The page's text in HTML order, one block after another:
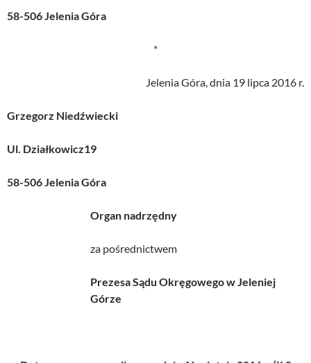
58-506 Jelenia Góra
*
Jelenia Góra, dnia 19 lipca 2016 r.
Grzegorz Niedźwiecki
Ul. Działkowicz19
58-506 Jelenia Góra
Organ nadrzędny
za pośrednictwem
Prezesa Sądu Okręgowego w Jeleniej
Górze